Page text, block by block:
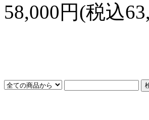
58,000円(税込